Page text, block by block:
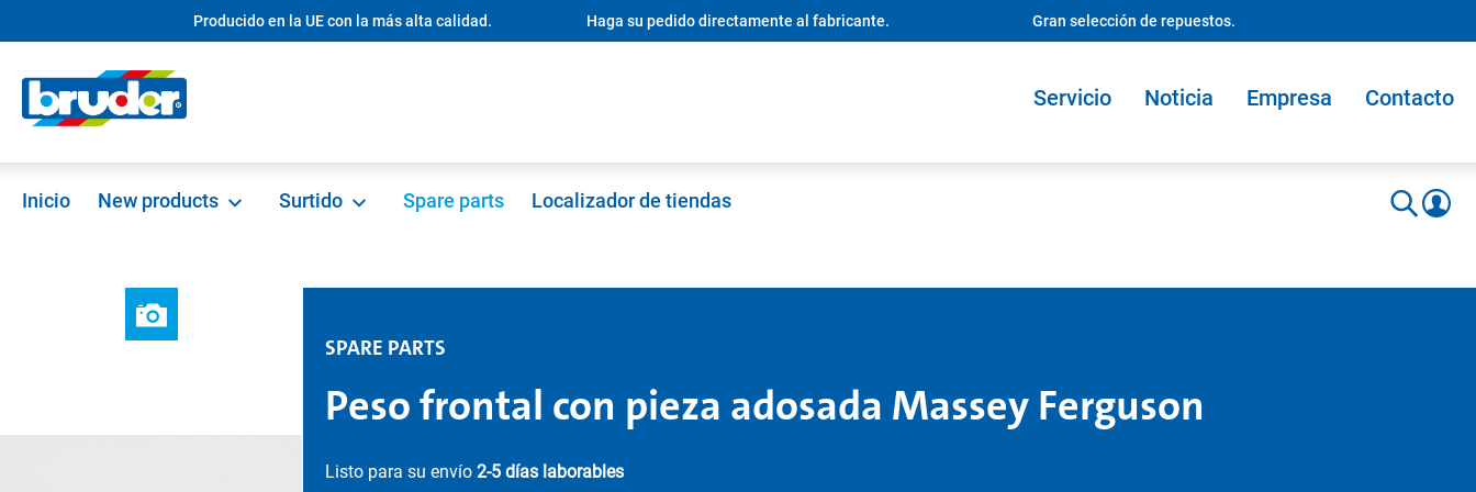
Saltar a la navegación principalProducido en la UE con la más alta calidad. Haga su pedido directamente al fabricante. Gran selección de repuestos.
Servicio Noticia Empresa Contacto
Inicio New products Surtido Spare parts Localizador de tiendas
SPARE PARTS
Peso frontal con pieza adosada Massey Ferguson
Listo para su envío 2-5 días laborables